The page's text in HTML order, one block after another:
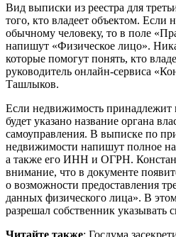
Вид выписки из реестра для
того, кто владеет объектом.
обычному человеку, то в поле
напишут «Физическое лицо».
которые помогут понять, кто
руководитель онлайн-сервиса
Ташлыков.
Если недвижимость принадлежит
будет указано название органа
самоуправления. В выписке по
недвижимости напишут полное
а также его ИНН и ОГРН.
внимание, что в документе
о возможности предоставления
данных физического лица». В
разрешал собственник указывать
Читайте также: Госдума